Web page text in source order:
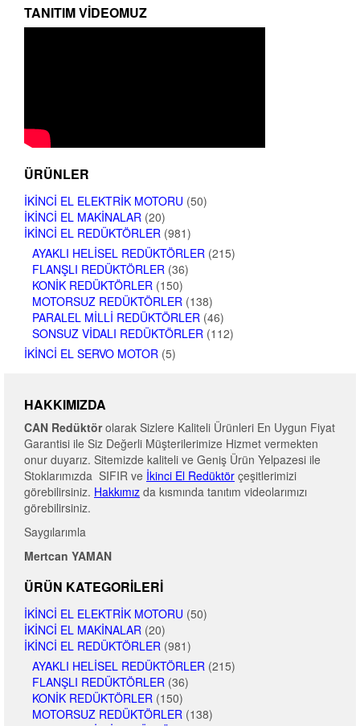
TANITIM VIDEOMUZ
ÜRÜNLER
İKINCI EL ELEKTRIK MOTORU (50)
İKINCI EL MAKINALAR (20)
İKINCI EL REDÜKTÖRLER (981)
AYAKLI HELISEL REDÜKTÖRLER (215)
FLANŞLI REDÜKTÖRLER (36)
KONIK REDÜKTÖRLER (150)
MOTORSUZ REDÜKTÖRLER (138)
PARALEL MILLI REDÜKTÖRLER (46)
SONSUZ VIDALI REDÜKTÖRLER (112)
İKINCI EL SERVO MOTOR (5)
HAKKIMIZDA
CAN Redüktörolarak Sizlere Kaliteli Ürünleri En Uygun Fiyat
Garantisi ile Siz Değerli Müşterilerimize Hizmet vermekten
onur duyarız. Sitemizde kaliteli ve Geniş Ürün Yelpazesi ile
Stoklarımızda SIFIR ve İkinci El Redüktör çeşitlerimizi
görebilirsiniz. Hakkımız da kısmında tanıtım videolarımızı
görebilirsiniz.
Saygılarımla
Mertcan YAMAN
ÜRÜN KATEGORILERI
İKINCI EL ELEKTRIK MOTORU (50)
İKINCI EL MAKINALAR (20)
İKINCI EL REDÜKTÖRLER (981)
AYAKLI HELISEL REDÜKTÖRLER (215)
FLANŞLI REDÜKTÖRLER (36)
KONIK REDÜKTÖRLER (150)
MOTORSUZ REDÜKTÖRLER (138)